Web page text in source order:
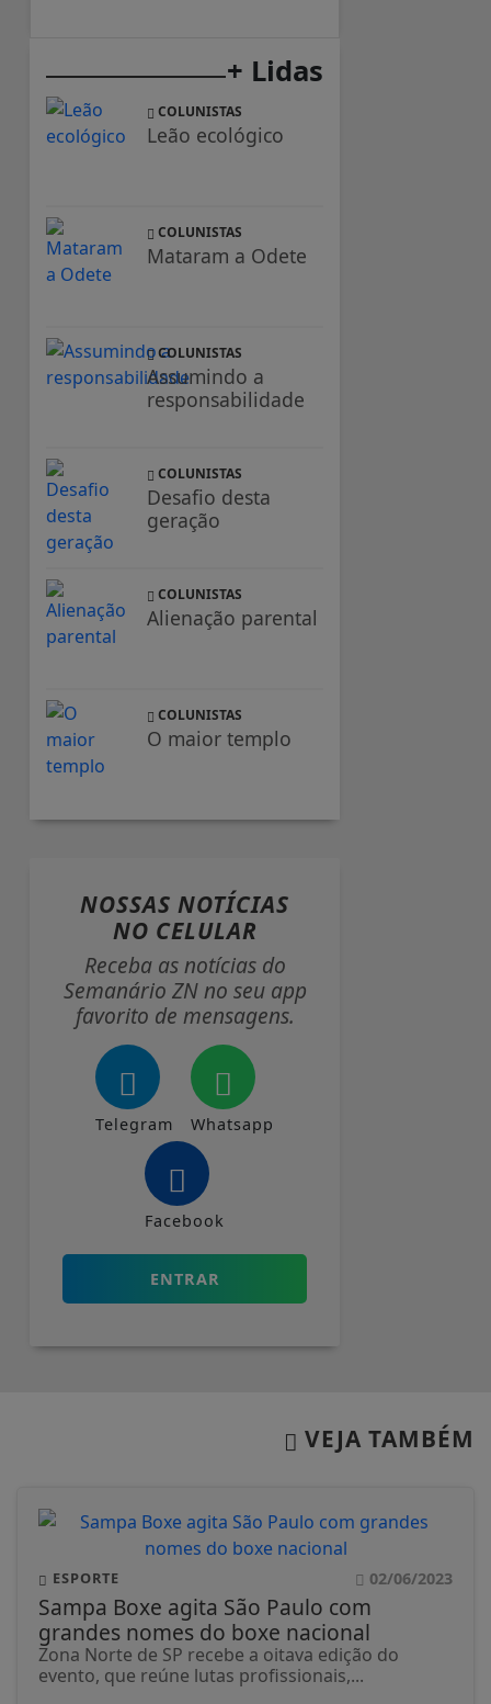
+ Lidas
COLUNISTAS
Leão ecológico
COLUNISTAS
Mataram a Odete
COLUNISTAS
Assumindo a
responsabilidade
COLUNISTAS
Desafio desta
geração
COLUNISTAS
Alienação parental
COLUNISTAS
O maior templo
NOSSAS NOTÍCIAS
NO CELULAR
Receba as notícias do
Semanário ZN no seu app
favorito de mensagens.
Telegram Whatsapp
Facebook
ENTRAR
VEJA TAMBÉM
ESPORTE 02/06/2023
Sampa Boxe agita São Paulo com
grandes nomes do boxe nacional
Zona Norte de SP recebe a oitava edição do
evento, que reúne lutas profissionais,...